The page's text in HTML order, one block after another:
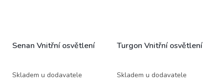
Senan Vnitřní osvětlení
Skladem u dodavatele
Turgon Vnitřní osvětlení
Skladem u dodavatele